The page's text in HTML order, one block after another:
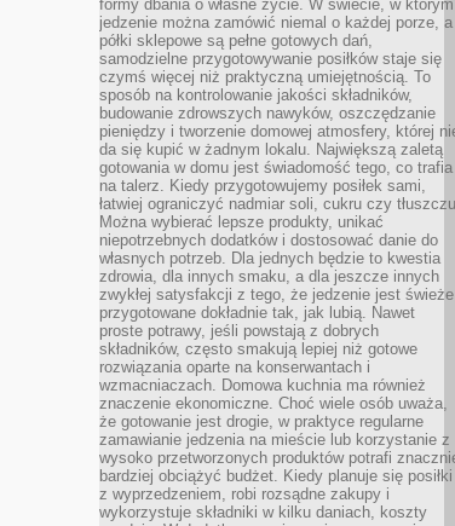
formy dbania o własne życie. W świecie, w którym
jedzenie można zamówić niemal o każdej porze, a
półki sklepowe są pełne gotowych dań,
samodzielne przygotowywanie posiłków staje się
czymś więcej niż praktyczną umiejętnością. To
sposób na kontrolowanie jakości składników,
budowanie zdrowszych nawyków, oszczędzanie
pieniędzy i tworzenie domowej atmosfery, której
da się kupić w żadnym lokalu. Największą zaletą
gotowania w domu jest świadomość tego, co trafia
na talerz. Kiedy przygotowujemy posiłek sami,
łatwiej ograniczyć nadmiar soli, cukru czy
Można wybierać lepsze produkty, unikać
niepotrzebnych dodatków i dostosować danie do
własnych potrzeb. Dla jednych będzie to kwestia
zdrowia, dla innych smaku, a dla jeszcze innych
zwykłej satysfakcji z tego, że jedzenie jest
przygotowane dokładnie tak, jak lubią. Nawet
proste potrawy, jeśli powstają z dobrych
składników, często smakują lepiej niż gotowe
rozwiązania oparte na konserwantach i
wzmacniaczach. Domowa kuchnia ma również
znaczenie ekonomiczne. Choć wiele osób uważa,
że gotowanie jest drogie, w praktyce regularne
zamawianie jedzenia na mieście lub korzystanie z
wysoko przetworzonych produktów potrafi
bardziej obciążyć budżet. Kiedy planuje się posiłki
z wyprzedzeniem, robi rozsądne zakupy i
wykorzystuje składniki w kilku daniach, koszty